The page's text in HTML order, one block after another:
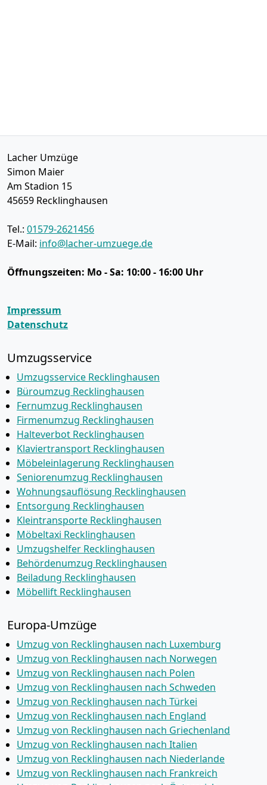
Lacher Umzüge
Simon Maier
Am Stadion 15
45659 Recklinghausen
Tel.: 01579-2621456
E-Mail: info@lacher-umzuege.de
Öffnungszeiten: Mo - Sa: 10:00 - 16:00 Uhr
Impressum
Datenschutz
Umzugsservice
Umzugsservice Recklinghausen
Büroumzug Recklinghausen
Fernumzug Recklinghausen
Firmenumzug Recklinghausen
Halteverbot Recklinghausen
Klaviertransport Recklinghausen
Möbeleinlagerung Recklinghausen
Seniorenumzug Recklinghausen
Wohnungsauflösung Recklinghausen
Entsorgung Recklinghausen
Kleintransporte Recklinghausen
Möbeltaxi Recklinghausen
Umzugshelfer Recklinghausen
Behördenumzug Recklinghausen
Beiladung Recklinghausen
Möbellift Recklinghausen
Europa-Umzüge
Umzug von Recklinghausen nach Luxemburg
Umzug von Recklinghausen nach Norwegen
Umzug von Recklinghausen nach Polen
Umzug von Recklinghausen nach Schweden
Umzug von Recklinghausen nach Türkei
Umzug von Recklinghausen nach England
Umzug von Recklinghausen nach Griechenland
Umzug von Recklinghausen nach Italien
Umzug von Recklinghausen nach Niederlande
Umzug von Recklinghausen nach Frankreich